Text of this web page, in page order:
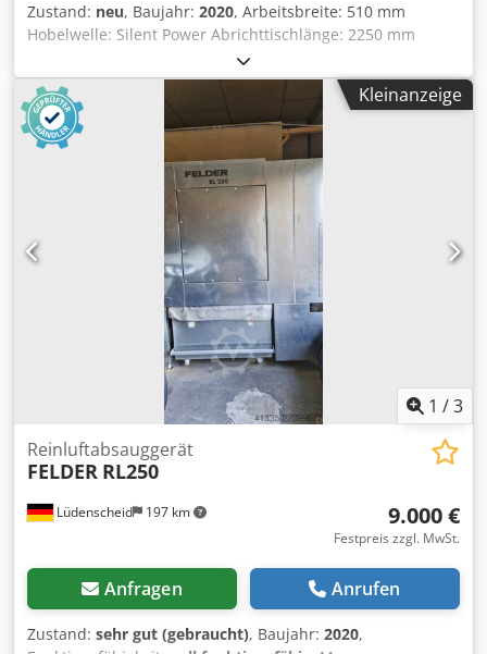
Zustand: neu, Baujahr: 2020, Arbeitsbreite: 510 mm
Hobelwelle: Silent Power Abrichttischlänge: 2250 mm
Abrichtanschlag Winkel verstellbar: ja 45° bis 90°
maximale Durchlassstärke Dickenhobel: 250 mm
Höhenverstellung Dickentisch: elektrisch Anzeige der
Hobelstärke: Digitalanzeige Vorschubgeschwindigkeit: 4 -
16 m/min stufenlos Dsdpfjzq Db Rox Actock Einzugswalze:
Stahl Auszugswalze: Stahl Druckbalken:
Gliederdruckbalken Motorleistung: 7 kW Motorbremse: ja,
automatisch Absauganschluss: 150mm Maschinenlänge:
2200 mm Maschinenbreite: 1050 mm Gewicht: 900kg
Kleinanzeige
1 /3
Lüdenscheid 197 km
Reinluftabsauggerät
FELDER RL250
9.000 €
Festpreis zzgl. MwSt.
Anfragen Anrufen
Zustand: sehr gut (gebraucht), Baujahr: 2020,